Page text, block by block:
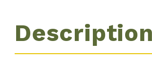
Description